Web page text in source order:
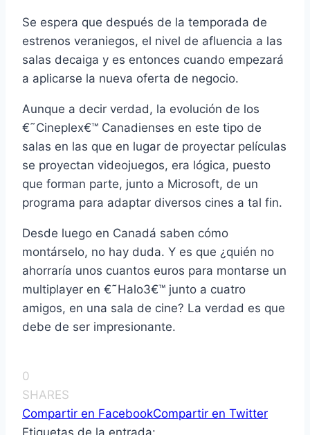
Se espera que después de la temporada de
estrenos veraniegos, el nivel de afluencia a las
salas decaiga y es entonces cuando empezará
a aplicarse la nueva oferta de negocio.
Aunque a decir verdad, la evolución de los
€˜Cineplex€™ Canadienses en este tipo de
salas en las que en lugar de proyectar películas
se proyectan videojuegos, era lógica, puesto
que forman parte, junto a Microsoft, de un
programa para adaptar diversos cines a tal fin.
Desde luego en Canadá saben cómo
montárselo, no hay duda. Y es que ¿quién no
ahorrarí­a unos cuantos euros para montarse un
multiplayer en €˜Halo3€™ junto a cuatro
amigos, en una sala de cine? La verdad es que
debe de ser impresionante.
0
SHARES
Compartir en FacebookCompartir en Twitter